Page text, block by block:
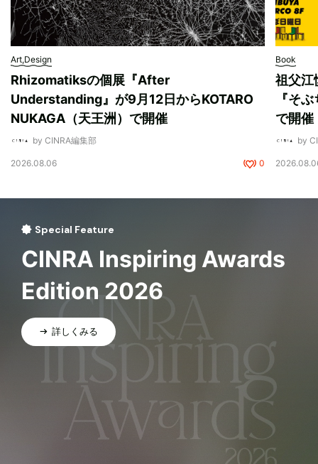
Art,Design
Rhizomatiksの個展『After
Understanding』が9月12日からKOTARO
NUKAGA（天王洲）で開催
by CINRA編集部
2026.08.06 0
Book
祖父江
『そ
で開催
by
Special Feature
CINRA Inspiring Awards
Edition 2026
詳しくみる